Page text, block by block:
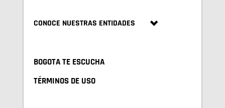
CONOCE NUESTRAS ENTIDADES
BOGOTA TE ESCUCHA
TÉRMINOS DE USO